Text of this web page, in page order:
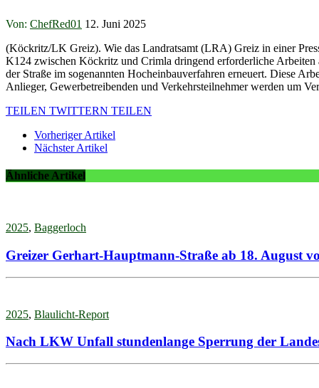
Von: ChefRed01 12. Juni 2025
(Köckritz/LK Greiz). Wie das Landratsamt (LRA) Greiz in einer
K124 zwischen Köckritz und Crimla dringend erforderliche
der Straße im sogenannten Hocheinbauverfahren erneuert. Diese
Anlieger, Gewerbetreibenden und Verkehrsteilnehmer werden um
TEILEN TWITTERN TEILEN
Vorheriger Artikel
Nächster Artikel
Ähnliche Artikel
2025, Baggerloch
Greizer Gerhart-Hauptmann-Straße ab 18. August
2025, Blaulicht-Report
Nach LKW Unfall stundenlange Sperrung der